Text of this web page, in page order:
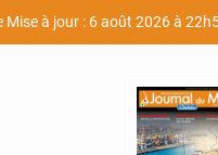
Mise à jour : 6 août 2026 à